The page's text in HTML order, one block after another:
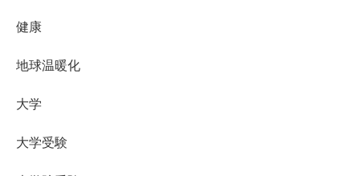
健康
地球温暖化
大学
大学受験